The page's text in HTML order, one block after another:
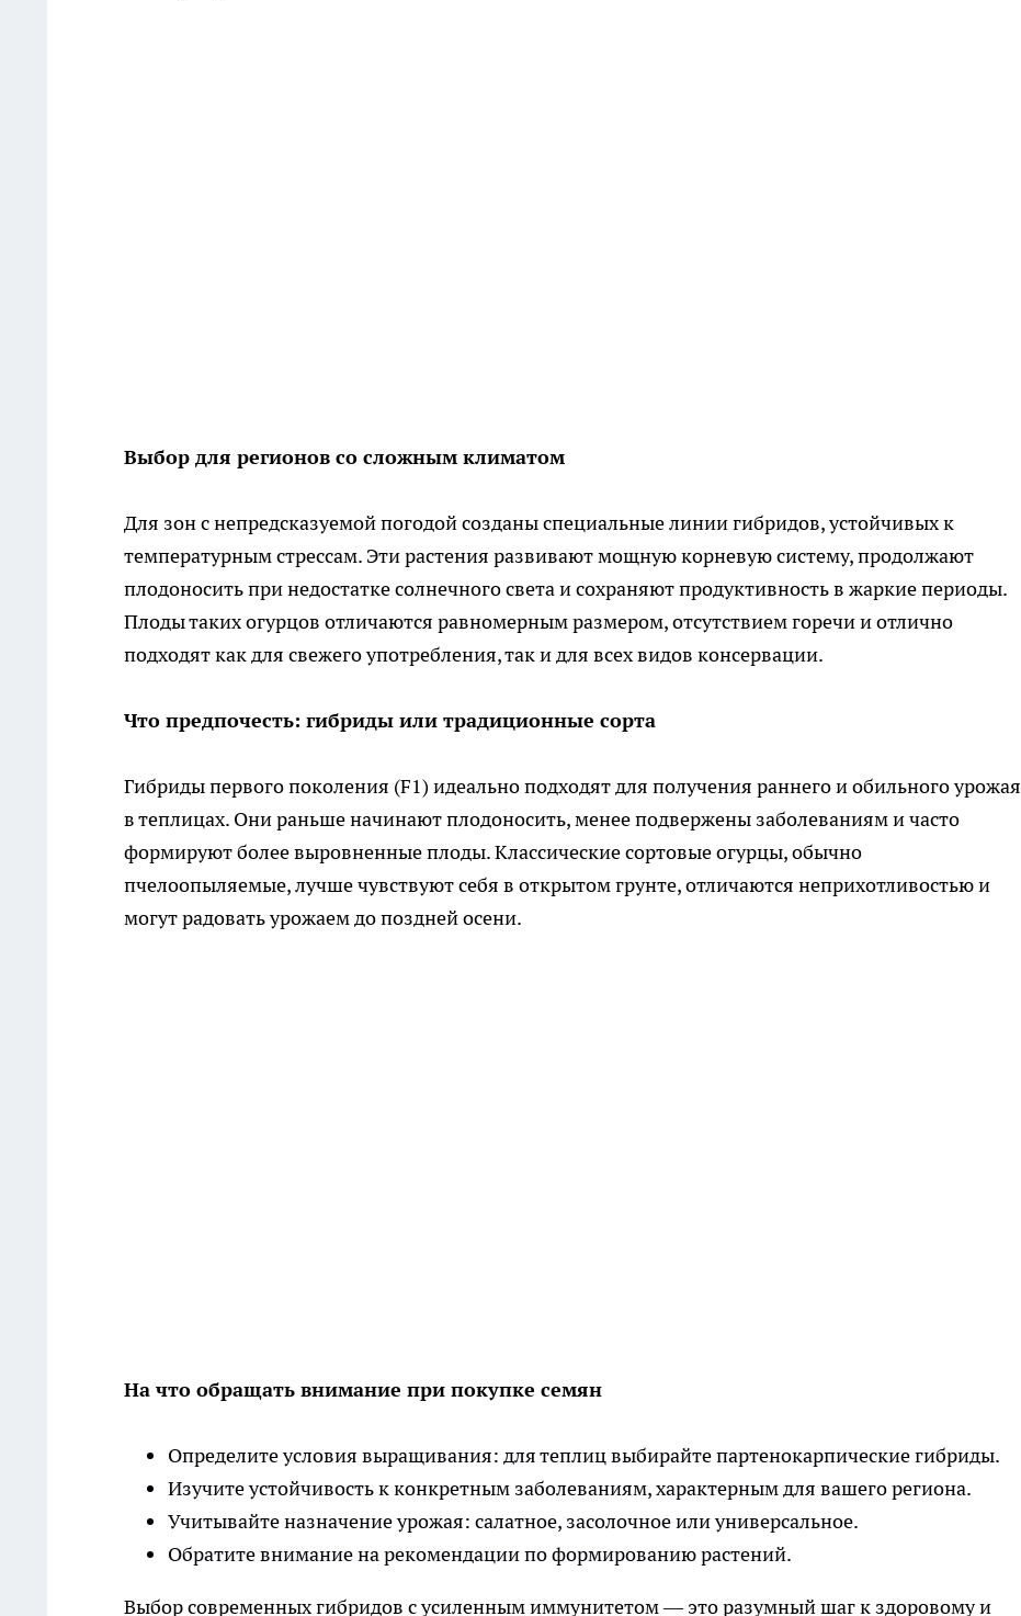
Выбор для регионов со сложным климатом
Для зон с непредсказуемой погодой созданы специальные линии гибридов, устойчивых к
температурным стрессам. Эти растения развивают мощную корневую систему, продолжают
плодоносить при недостатке солнечного света и сохраняют продуктивность в жаркие периоды.
Плоды таких огурцов отличаются равномерным размером, отсутствием горечи и отлично
подходят как для свежего употребления, так и для всех видов консервации.
Что предпочесть: гибриды или традиционные сорта
Гибриды первого поколения (F1) идеально подходят для получения раннего и обильного урожая
в теплицах. Они раньше начинают плодоносить, менее подвержены заболеваниям и часто
формируют более выровненные плоды. Классические сортовые огурцы, обычно
пчелоопыляемые, лучше чувствуют себя в открытом грунте, отличаются неприхотливостью и
могут радовать урожаем до поздней осени.
На что обращать внимание при покупке семян
Определите условия выращивания: для теплиц выбирайте партенокарпические гибриды.
Изучите устойчивость к конкретным заболеваниям, характерным для вашего региона.
Учитывайте назначение урожая: салатное, засолочное или универсальное.
Обратите внимание на рекомендации по формированию растений.
Выбор современных гибридов с усиленным иммунитетом — это разумный шаг к здоровому и